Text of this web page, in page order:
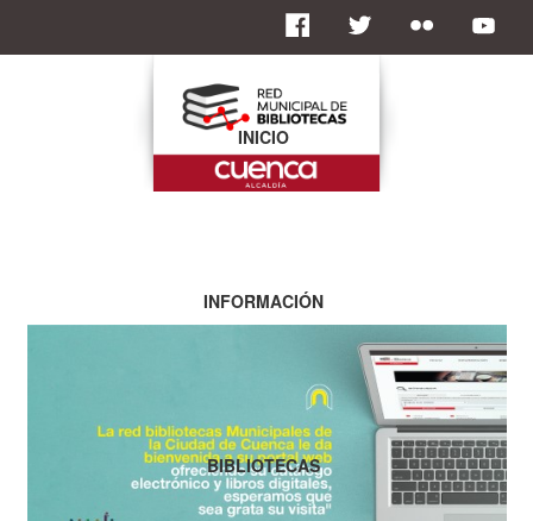
INICIO
INFORMACIÓN
BIBLIOTECAS